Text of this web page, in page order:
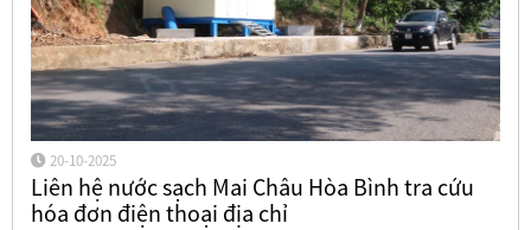
20-10-2025
Liên hệ nước sạch Mai Châu Hòa Bình tra cứu
hóa đơn điện thoại địa chỉ